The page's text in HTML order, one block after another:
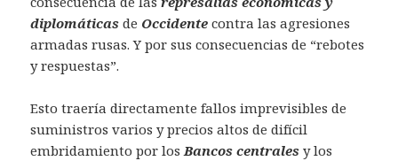
diplomáticas de Occidente contra las agresiones
armadas rusas. Y por sus consecuencias de “rebotes
y respuestas”.
Esto traería directamente fallos imprevisibles de
suministros varios y precios altos de difícil
embridamiento por los Bancos centrales y los